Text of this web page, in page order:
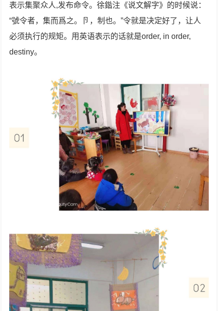
表示集聚众人,发布命令。徐鍇注《说文解字》的时候说：
“號令者，集而爲之。卪，制也。”令就是决定好了，让人
必须执行的规矩。用英语表示的话就是order, in order,
destiny。